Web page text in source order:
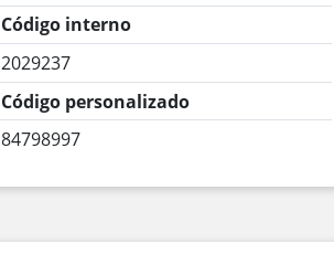
Código interno
2029237
Código personalizado
84798997